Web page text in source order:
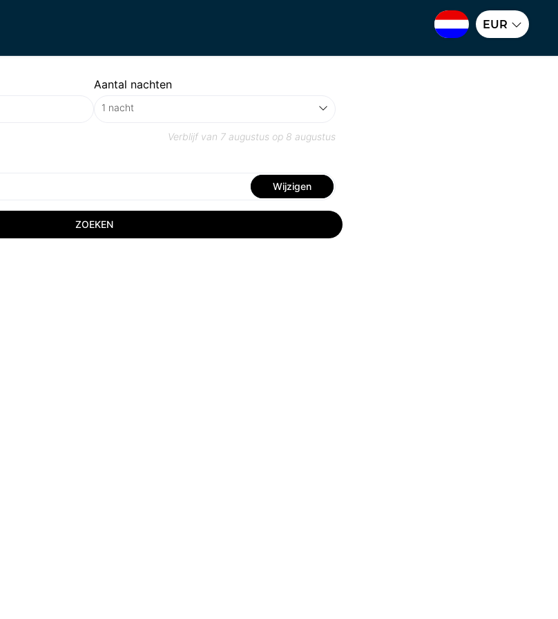
EUR
Aantal nachten
Verblijf van 7 augustus op 8 augustus
Wijzigen